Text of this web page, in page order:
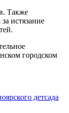
Также
истязание
городском
детсада